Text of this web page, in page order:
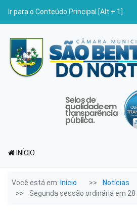
Ir para o Conteúdo Principal [Alt + 1]
INÍCIO
Você está em: Início
Notícias
Segunda sessão ordinária em